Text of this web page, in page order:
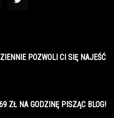
POZWOLI CI SIĘ NAJEŚĆ
ZŁ NA GODZINĘ PISZĄC BLOG!